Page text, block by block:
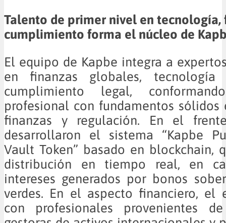
Talento de primer nivel en tecnología,
cumplimiento forma el núcleo de
El equipo de Kapbe integra a
en finanzas globales, tecnología
cumplimiento legal,
profesional con fundamentos sólidos
finanzas y regulación. En el
desarrollaron el sistema “Kapbe
Vault Token” basado en blockchain,
distribución en tiempo real, en
intereses generados por bonos
verdes. En el aspecto financiero, el
con profesionales provenientes